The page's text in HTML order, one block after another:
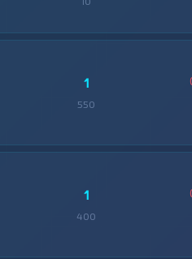
1
550
1
400